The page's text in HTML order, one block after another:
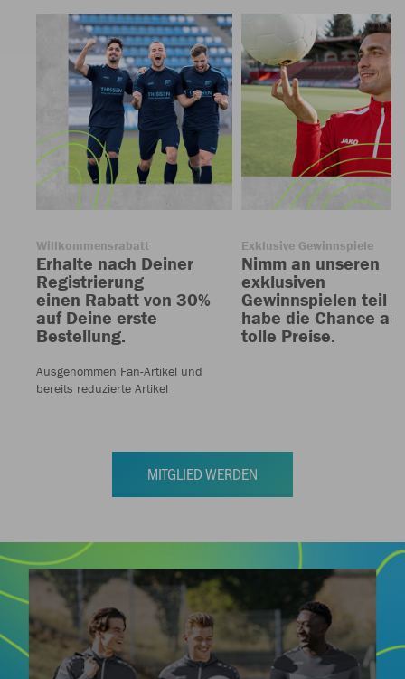
Willkommensrabatt
Erhalte nach Deiner
Registrierung
einen Rabatt von 30%
auf Deine erste
Bestellung.
Ausgenommen Fan-Artikel und
bereits reduzierte Artikel
Exklusive Gewinnspiele
Nimm an unseren
exklusiven
Gewinnspielen teil
habe die Chance auf
tolle Preise.
MITGLIED WERDEN